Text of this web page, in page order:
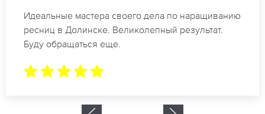
Спасибо огромное. Заказывала наращивание
ресниц в Долинске для мероприятия. За 2 часа
все было готово.